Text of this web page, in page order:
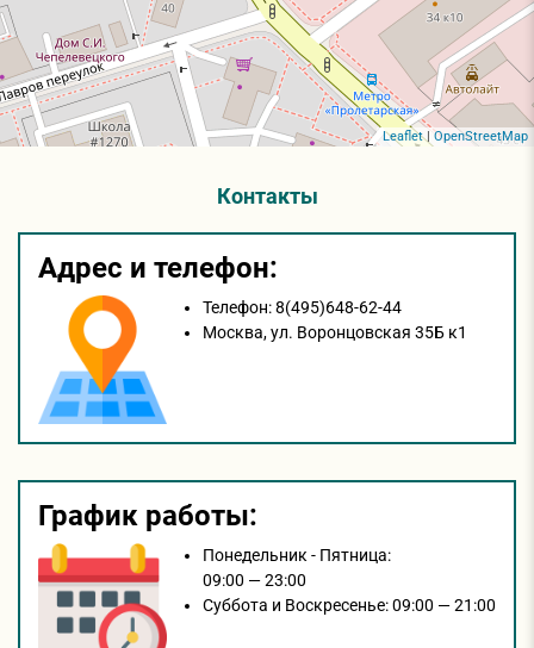
Leaflet| OpenStreetMap
Контакты
Адрес и телефон:
Телефон:8(495)648-62-44
Москва,ул. Воронцовская 35Б к1
График работы:
Понедельник - Пятница:
09:00 — 23:00
Суббота и Воскресенье:09:00 — 21:00